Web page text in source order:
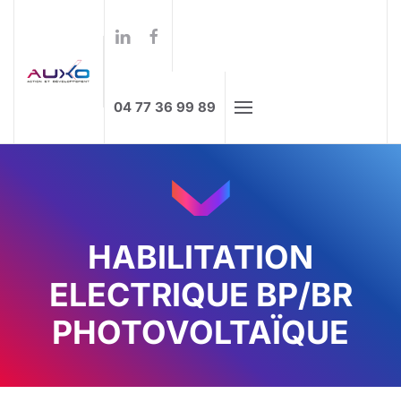
Skip to main content
04 77 36 99 89
HABILITATION
ELECTRIQUE BP/BR
PHOTOVOLTAÏQUE